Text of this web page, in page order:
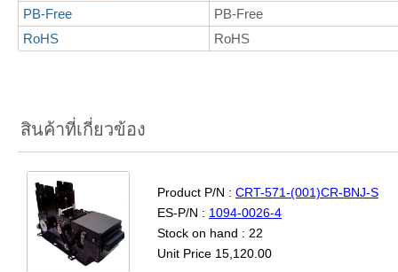
PB-Free
PB-Free
RoHS
RoHS
สินค้าที่เกี่ยวข้อง
Product P/N : CRT-571-(001)CR-BNJ-S
ES-P/N : 1094-0026-4
Stock on hand : 22
Unit Price 15,120.00